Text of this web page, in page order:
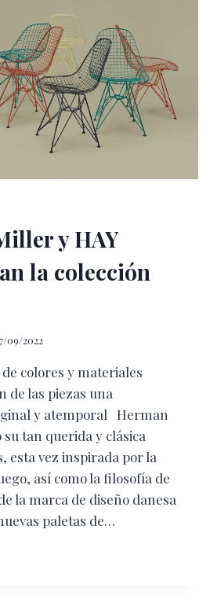
y HAY
la colección
09/2022
colores y materiales
de las piezas una
y atemporal Herman
tan querida y clásica
esta vez inspirada por la
así como la filosofía de
la marca de diseño danesa
paletas de…